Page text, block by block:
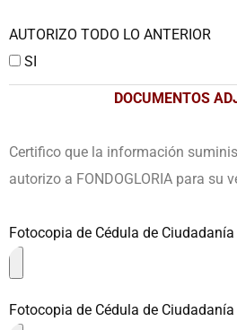
AUTORIZO TODO LO ANTERIOR
SI
DOCUMENTOS
Certifico que la información
autorizo a FONDOGLORIA para su
Fotocopia de Cédula de Ciudadanía
Fotocopia de Cédula de Ciudadanía